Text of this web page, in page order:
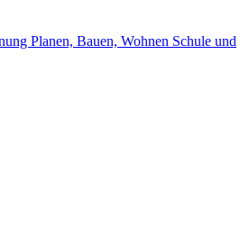
Planen, Bauen, Wohnen Schule und